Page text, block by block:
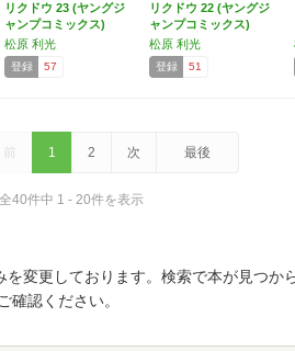
リクドウ 23 (ヤングジ
ャンプコミックス)
松原 利光
登録 57
リクドウ 22 (ヤングジ
ャンプコミックス)
松原 利光
登録 51
前 1 2 次 最後
全40件中 1 - 20件を表示
変更しております。検索で本が見つか
確認ください。